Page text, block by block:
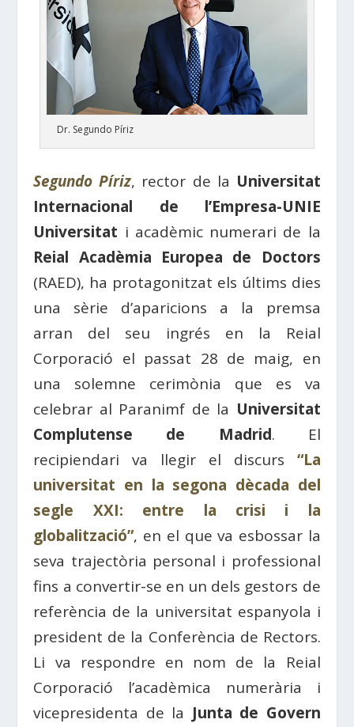
Dr. Segundo Píriz
Segundo Píriz, rector de la Universitat
Internacional de l’Empresa-UNIE
Universitat i acadèmic numerari de la
Reial Acadèmia Europea de Doctors
(RAED), ha protagonitzat els últims dies
una sèrie d’aparicions a la premsa
arran del seu ingrés en la Reial
Corporació el passat 28 de maig, en
una solemne cerimònia que es va
celebrar al Paranimf de la Universitat
Complutense de Madrid. El
recipiendari va llegir el discurs “La
universitat en la segona dècada del
segle XXI: entre la crisi i la
globalització”, en el que va esbossar la
seva trajectòria personal i professional
fins a convertir-se en un dels gestors de
referència de la universitat espanyola i
president de la Conferència de Rectors.
Li va respondre en nom de la Reial
Corporació l’acadèmica numerària i
vicepresidenta de la Junta de Govern